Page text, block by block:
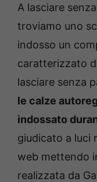
A lasciare
troviamo uno
indosso un
caratterizzato
lasciare senza
le calze
indossato
giudicato a luci
web mettendo
realizzata da